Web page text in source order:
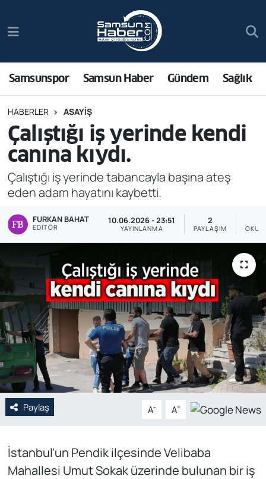
Samsunspor Samsun Haber Gündem Sağlık
HABERLER ASAYIŞ
Çalıştığı iş yerinde kendi
canına kıydı.
Çalıştığı iş yerinde tabancayla başına ateş
eden adam hayatını kaybetti.
FURKAN BAHAT
EDITÖR
10.06.2026 - 23:51
YAYINLANMA
2
PAYLAŞIM
Paylaş A- A+
İstanbul'un Pendik ilçesinde Velibaba
Mahallesi Umut Sokak üzerinde bulunan bir iş
Samsun Haber
Sağlık
Asayiş
Bilim ve Teknoloji
Bölge
Dünya
Ekonomi
Genel
Gündem
Özel Haber
POLİTİKA
Siyaset
Web Tv
Trafik Durumu
Süper Lig Puan Durumu ve Fikstür
Tüm Manşetler
Son Dakika Haberleri
Haber Arşivi